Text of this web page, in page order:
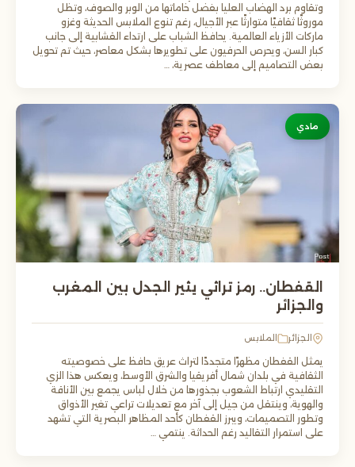
وتقاوم برد الهضاب العليا بفضل خاماتها من الوبر والصوف، وتظل
موروثًا ثقافيًا متوارثًا عبر الأجيال، رغم تنوع الملابس الحديثة وغزو
ماركات الأزياء العالمية. يحافظ الشباب على ارتداء القشابية إلى جانب
كبار السن، ويحرص الحرفيون على تطويرها بشكل معاصر، حيث تم تحويل
بعض التصاميم إلى معاطف عصرية، …
مادي
القفطان.. رمز تراثي يثير الجدل بين المغرب
والجزائر
الجزائر الملابس
يمثل القفطان مظهرًا متجددًا لتراث عريق حافظ على خصوصيته
الثقافية في بلدان شمال أفريقيا والشرق الأوسط، ويعكس هذا الزي
التقليدي ارتباط الشعوب بجذورها من خلال لباس يجمع بين الأناقة
والهوية، وينتقل من جيل إلى آخر مع تعديلات تراعي تغير الأذواق
وتطور التصميمات، ويبرز القفطان كأحد المظاهر البصرية التي تشهد
على استمرار التقاليد رغم الحداثة. ينتمي …